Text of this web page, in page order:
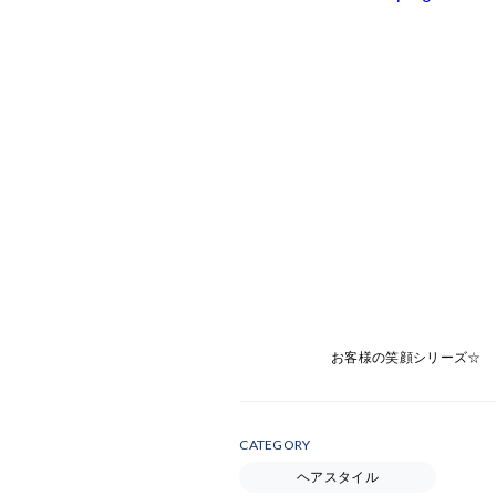
お客様の笑顔シリーズ☆
CATEGORY
ヘアスタイル